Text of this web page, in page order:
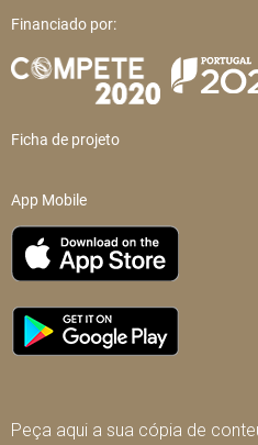
Financiado por:
Ficha de projeto
App Mobile
Peça aqui a sua cópia de